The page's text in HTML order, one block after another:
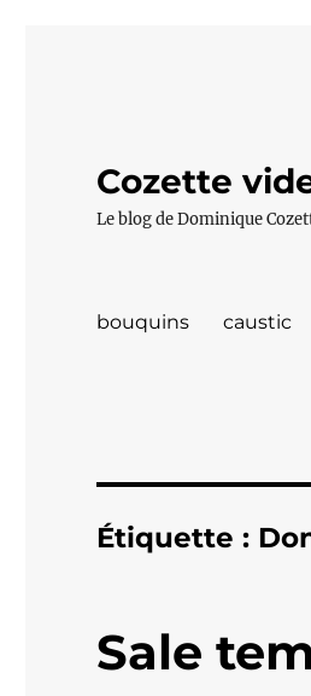
Cozette
Le blog de Dominique
bouquins caustic
Étiquette :
Sale